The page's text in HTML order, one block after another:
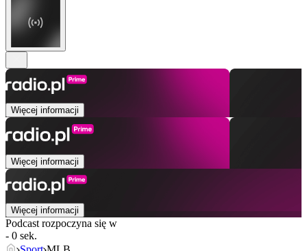
Więcej informacji
Więcej informacji
Więcej informacji
Podcast rozpoczyna się w
- 0 sek.